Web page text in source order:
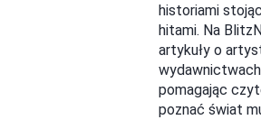
historiami
hitami. Na
artykuły o
pomagając
poznać świat